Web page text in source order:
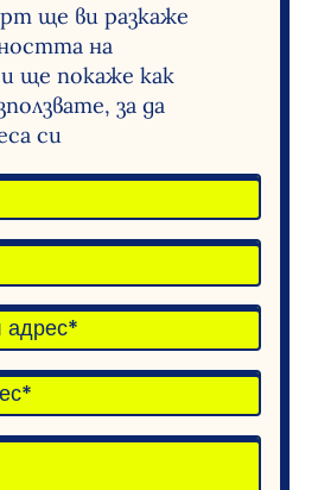
ще ви разкаже
на
ще покаже как
за да
си